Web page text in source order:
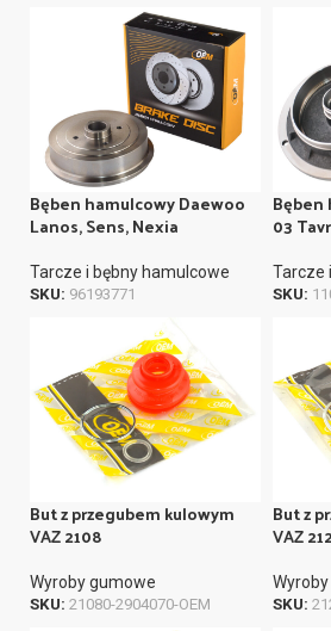
Bęben hamulcowy Daewoo
Lanos, Sens, Nexia
Tarcze i bębny hamulcowe
SKU: 96193771
Bęben
03
Tarcze
SKU:
But z przegubem kulowym
VAZ 2108
Wyroby gumowe
SKU: 21080-2904070-OEM
But z
VAZ
SKU: